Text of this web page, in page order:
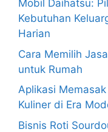
Mobil Daihatsu:
Kebutuhan
Harian
Cara Memilih
untuk Rumah
Aplikasi
Kuliner di Era
Bisnis Roti